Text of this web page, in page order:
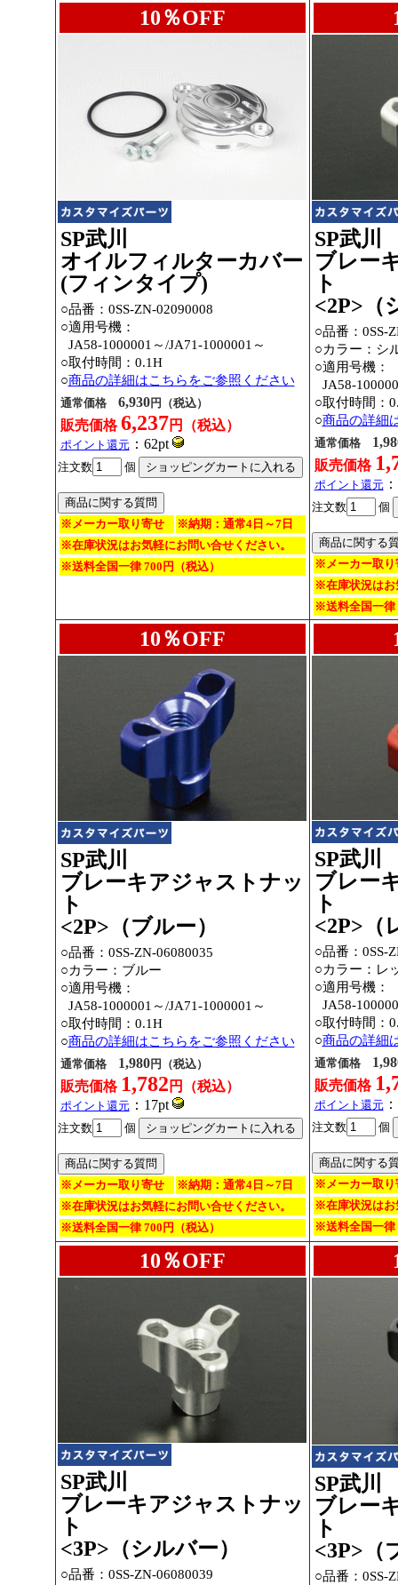
10％OFF
SP武川
オイルフィルターカバー
(フィンタイプ)
○品番：0SS-ZN-02090008
○適用号機：
JA58-1000001～/JA71-1000001～
○取付時間：0.1H
○商品の詳細はこちらをご参照ください
通常価格 6,930円（税込）
販売価格6,237 円（税込）
ポイント還元：62pt
注文数 個
※メーカー取り寄せ
※納期：通常4日～7日
※在庫状況はお気軽にお問い合せください。
※送料全国一律 700円（税込）
SP武川
ブレー
ト
<2P>（
○品番：0SS-
○カラー：シ
○適用号機：
JA58-
○取付時間：
○商品の詳細
通常価格
販売価格
ポイント還元
注文数 個
※メーカー取り
※在庫状況はお
※送料全国一律
10％OFF
SP武川
ブレーキアジャストナッ
ト
<2P>（ブルー）
○品番：0SS-ZN-06080035
○カラー：ブルー
○適用号機：
JA58-1000001～/JA71-1000001～
○取付時間：0.1H
○商品の詳細はこちらをご参照ください
通常価格 1,980円（税込）
販売価格 1,782 円（税込）
ポイント還元：17pt
注文数 個
※メーカー取り寄せ
※納期：通常4日～7日
※在庫状況はお気軽にお問い合せください。
※送料全国一律 700円（税込）
SP武川
ブレー
ト
<2P>（
○品番：0SS-
○カラー：レ
○適用号機：
JA58-
○取付時間：
○商品の詳細
通常価格
販売価格
ポイント還元
注文数 個
※メーカー取り
※在庫状況はお
※送料全国一律
10％OFF
SP武川
ブレーキアジャストナッ
ト
<3P>（シルバー）
○品番：0SS-ZN-06080039
SP武川
ブレー
ト
<3P>（
○品番：0SS-